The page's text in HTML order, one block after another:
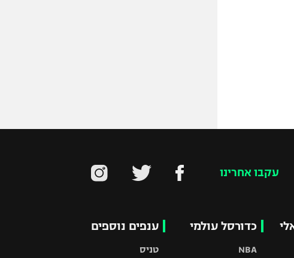
עקבו אחרינו
כדורסל עולמי
NBA
ענפים נוספים
טניס